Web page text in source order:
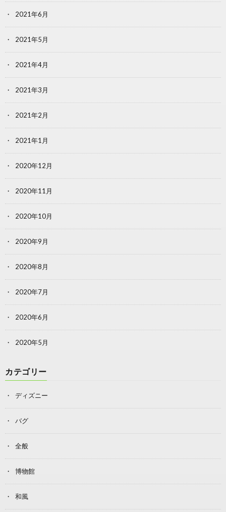
2021年6月
2021年5月
2021年4月
2021年3月
2021年2月
2021年1月
2020年12月
2020年11月
2020年10月
2020年9月
2020年8月
2020年7月
2020年6月
2020年5月
カテゴリー
ディズニー
バグ
全般
博物館
和風